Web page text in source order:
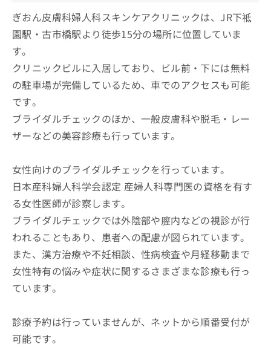
ぎおん皮膚科婦人科スキンケアクリニックは、JR下祗
園駅・古市橋駅より徒歩15分の場所に位置していま
す。
クリニックビルに入居しており、ビル前・下には無料
の駐車場が完備しているため、車でのアクセスも可能
です。
ブライダルチェックのほか、一般皮膚科や脱毛・レー
ザーなどの美容診療も行っています。
女性向けのブライダルチェックを行っています。
日本産科婦人科学会認定 産婦人科専門医の資格を有す
る女性医師が診察します。
ブライダルチェックでは外陰部や膣内などの視診が行
われることもあり、患者への配慮が図られています。
また、漢方治療や不妊相談、性病検査や月経移動まで
女性特有の悩みや症状に関するさまざまな診療も行っ
ています。
診療予約は行っていませんが、ネットから順番受付が
可能です。